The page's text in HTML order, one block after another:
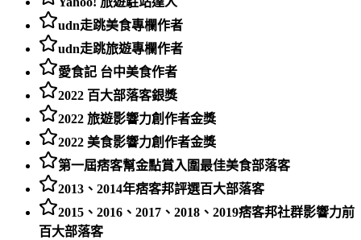
udn走跳美食專欄作者
udn走跳旅遊專欄作者
愛食記 台中美食作者
2022 百大部落客銀獎
2022 旅遊影響力創作者金獎
2022 美食影響力創作者金獎
第一屆痞客幫金點賞入圍最佳美食部落客
2013、2014年痞客邦評選百大部落客
2015、2016、2017、2018、2019痞客邦社群影響力前
百大部落客